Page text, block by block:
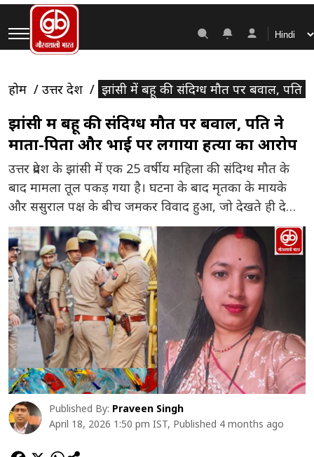
होम उत्तर प्रदेश झांसी में बहू की संदिग्ध मौत पर बवाल, पति
झांसी में बहू की संदिग्ध मौत पर बवाल, पति ने
माता-पिता और भाई पर लगाया हत्या का आरोप
उत्तर प्रदेश के झांसी में एक 25 वर्षीय महिला की संदिग्ध मौत के
बाद मामला तूल पकड़ गया है। घटना के बाद मृतका के मायके
और ससुराल पक्ष के बीच जमकर विवाद हुआ, जो देखते ही देखते
हिंसक झड़प में बदल गया। सूचना मिलने पर पुलिस मौके पर
पहुंची और दोनों पक्षों को अलग कर […]
Published By: Praveen Singh
April 18, 2026 1:50 pm IST, Published 4 months ago